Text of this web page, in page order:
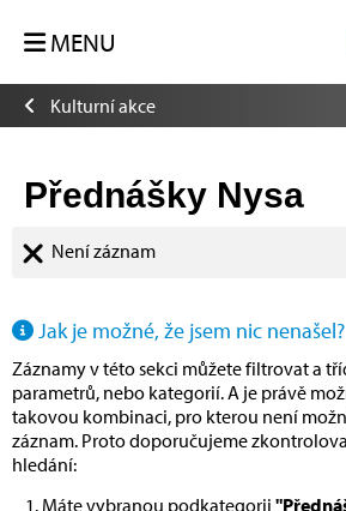
MENU
Kulturní akce
Přednášky Nysa
Není záznam
Jak je možné, že jsem nic nenašel?
Záznamy v této sekci můžete filtrovat a
parametrů, nebo kategorií. A je právě
takovou kombinaci, pro kterou není
záznam. Proto doporučujeme
hledání:
Máte vybranou podkategorii